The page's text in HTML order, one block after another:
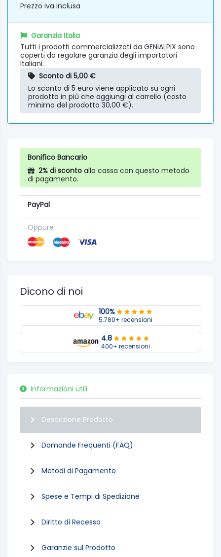
Prezzo iva inclusa
Garanzia Italia
Tutti i prodotti commercializzati da GENIALPIX sono
coperti da regolare garanzia degli importatori
Italiani.
Sconto di 5,00 €
Lo sconto di 5 euro viene applicato su ogni
prodotto in più che aggiungi al carrello (costo
minimo del prodotto 30,00 €).
Bonifico Bancario
2% di sconto alla cassa con questo metodo
di pagamento.
PayPal
Oppure
Dicono di noi
100%
5.780+ recensioni
4.8
400+ recensioni
Informazioni utili
Descrizione Prodotto
Domande Frequenti (FAQ)
Metodi di Pagamento
Spese e Tempi di Spedizione
Diritto di Recesso
Garanzie sul Prodotto